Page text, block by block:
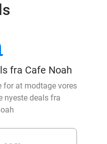
fra Cafe Noah
for at modtage vores
nyeste deals fra